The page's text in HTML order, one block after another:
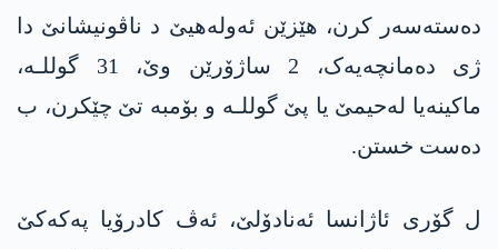
ده‌سته‌سه‌ر كرن، هێزێن ئەولەهیێ د ناڤونیشانێ دا
ژی دەمانچەیەک، 2 ساژۆرێن وێ، 31 گوللـە،
ماکینەیا لەحیمێ یا پێ گوللـە و بۆمبە تێ چێکرن، ب
دەست خستن.
ل گۆری ئاژانسا ئه‌نادۆلێ، ئه‌ڤ كادرۆیا په‌كه‌كێ